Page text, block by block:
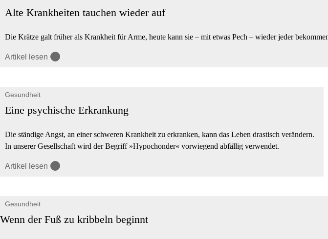
Alte Krankheiten tauchen wieder auf
Die Krätze galt früher als Krankheit für Arme, heute kann sie – mit etwas Pech – wieder jeder
Artikel lesen
Gesundheit
Eine psychische Erkrankung
Die ständige Angst, an einer schweren Krankheit zu erkranken, kann das Leben drastisch verändern.
In unserer Gesellschaft wird der Begriff »Hypochonder« vorwiegend abfällig verwendet.
Artikel lesen
Gesundheit
Wenn der Fuß zu kribbeln beginnt